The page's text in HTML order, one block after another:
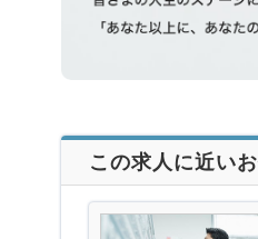
この求人に近い